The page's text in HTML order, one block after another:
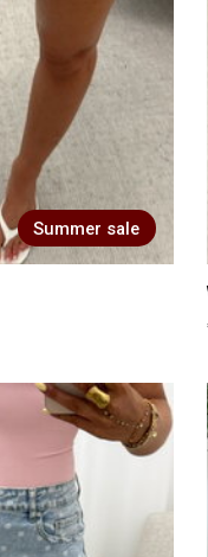
Summer sale